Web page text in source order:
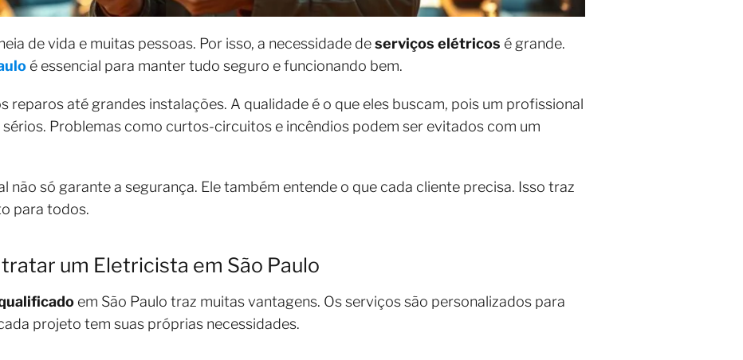
de vida e muitas pessoas. Por isso, a necessidade deserviços elétricos é grande.
é essencial para manter tudo seguro e funcionando bem.
reparos até grandes instalações. A qualidade é o que eles buscam, pois um profissional
Problemas como curtos-circuitos e incêndios podem ser evitados com um
não só garante a segurança. Ele também entende o que cada cliente precisa. Isso traz
para todos.
um Eletricista em São Paulo
em São Paulo traz muitas vantagens. Os serviços são personalizados para
projeto tem suas próprias necessidades.